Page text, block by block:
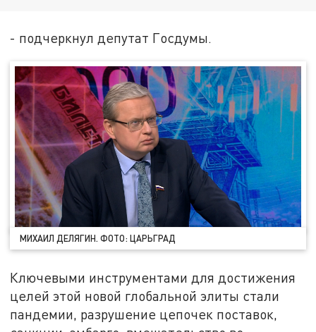
- подчеркнул депутат Госдумы.
МИХАИЛ ДЕЛЯГИН. ФОТО: ЦАРЬГРАД
Ключевыми инструментами для достижения
целей этой новой глобальной элиты стали
пандемии, разрушение цепочек поставок,